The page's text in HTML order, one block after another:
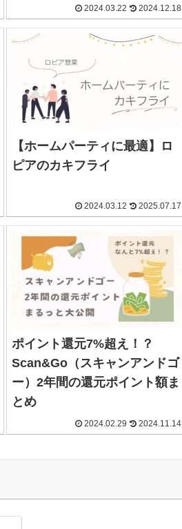
2024.03.22 2024.12.18
【ホームパーティに最適】ロ
ピアのカキフライ
2024.03.12 2025.07.17
ポイント還元7%超え！？
Scan&Go（スキャンアンドゴ
ー）2年間の還元ポイント額ま
とめ
2024.02.29 2024.11.14